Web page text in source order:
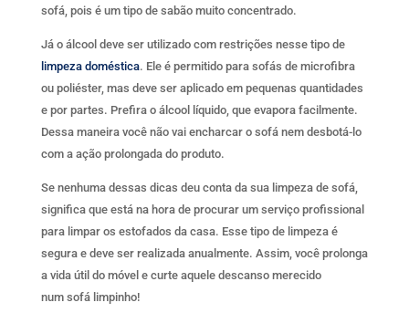
sofá, pois é um tipo de sabão muito concentrado.
Já o álcool deve ser utilizado com restrições nesse tipo de
limpeza doméstica. Ele é permitido para sofás de microfibra
ou poliéster, mas deve ser aplicado em pequenas quantidades
e por partes. Prefira o álcool líquido, que evapora facilmente.
Dessa maneira você não vai encharcar o sofá nem desbotá-lo
com a ação prolongada do produto.
Se nenhuma dessas dicas deu conta da sua limpeza de sofá,
significa que está na hora de procurar um serviço profissional
para limpar os estofados da casa. Esse tipo de limpeza é
segura e deve ser realizada anualmente. Assim, você prolonga
a vida útil do móvel e curte aquele descanso merecido
num sofá limpinho!